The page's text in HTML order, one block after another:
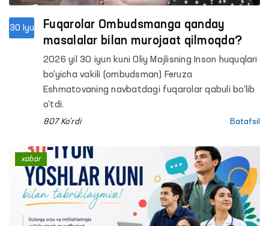
30 Iyu
Fuqarolar Ombudsmanga qanday
masalalar bilan murojaat qilmoqda?
2026 yil 30 iyun kuni Oliy Majlisning Inson huquqlari
bo‘yicha vakili (ombudsman) Feruza
Eshmatovaning navbatdagi fuqarolar qabuli bo‘lib
o‘tdi.
807 Ko'rdi Batafsil
xabar